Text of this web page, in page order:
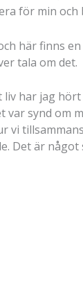
för min och
här finns
tala om det.
har jag
synd om
vi
Det är